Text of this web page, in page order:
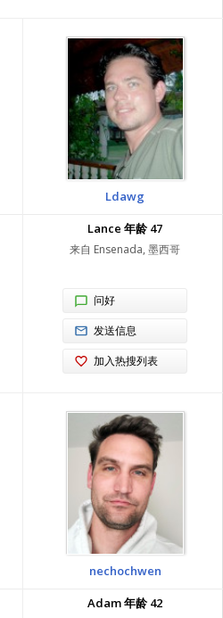
Ldawg
Lance 年龄 47
来自 Ensenada, 墨西哥
问好
发送信息
加入热搜列表
nechochwen
Adam 年龄 42